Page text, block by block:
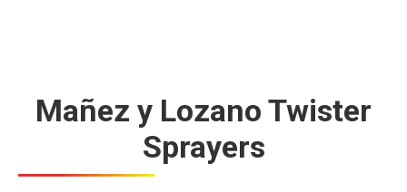
Mañez y Lozano Twister
Sprayers